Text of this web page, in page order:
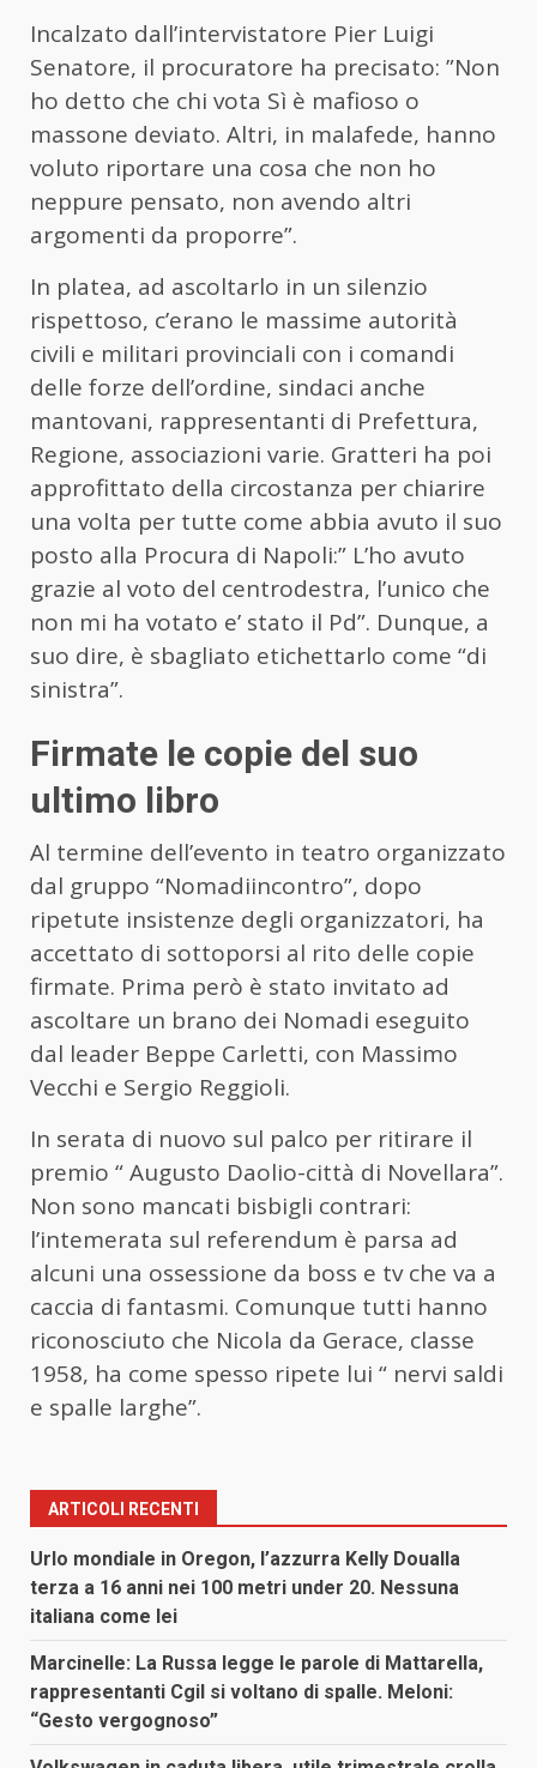
Incalzato dall’intervistatore Pier Luigi
Senatore, il procuratore ha precisato: ”Non
ho detto che chi vota Sì è mafioso o
massone deviato. Altri, in malafede, hanno
voluto riportare una cosa che non ho
neppure pensato, non avendo altri
argomenti da proporre”.
In platea, ad ascoltarlo in un silenzio
rispettoso, c’erano le massime autorità
civili e militari provinciali con i comandi
delle forze dell’ordine, sindaci anche
mantovani, rappresentanti di Prefettura,
Regione, associazioni varie. Gratteri ha poi
approfittato della circostanza per chiarire
una volta per tutte come abbia avuto il suo
posto alla Procura di Napoli:” L’ho avuto
grazie al voto del centrodestra, l’unico che
non mi ha votato e’ stato il Pd”. Dunque, a
suo dire, è sbagliato etichettarlo come “di
sinistra”.
Firmate le copie del suo
ultimo libro
Al termine dell’evento in teatro organizzato
dal gruppo “Nomadiincontro”, dopo
ripetute insistenze degli organizzatori, ha
accettato di sottoporsi al rito delle copie
firmate. Prima però è stato invitato ad
ascoltare un brano dei Nomadi eseguito
dal leader Beppe Carletti, con Massimo
Vecchi e Sergio Reggioli.
In serata di nuovo sul palco per ritirare il
premio “ Augusto Daolio-città di Novellara”.
Non sono mancati bisbigli contrari:
l’intemerata sul referendum è parsa ad
alcuni una ossessione da boss e tv che va a
caccia di fantasmi. Comunque tutti hanno
riconosciuto che Nicola da Gerace, classe
1958, ha come spesso ripete lui “ nervi saldi
e spalle larghe”.
ARTICOLI RECENTI
Urlo mondiale in Oregon, l’azzurra Kelly Doualla
terza a 16 anni nei 100 metri under 20. Nessuna
italiana come lei
Marcinelle: La Russa legge le parole di Mattarella,
rappresentanti Cgil si voltano di spalle. Meloni:
“Gesto vergognoso”